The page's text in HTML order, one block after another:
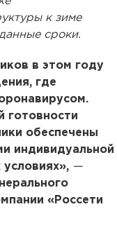
к зиме
сроки.
в этом году
где
готовности
обеспечены
индивидуальной
—
«Россети